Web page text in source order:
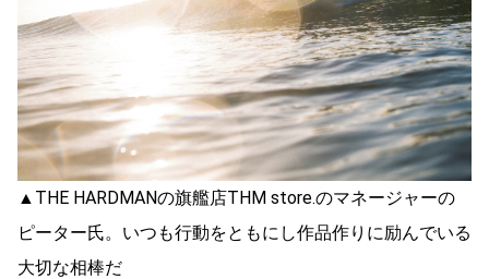
▲THE HARDMANの旗艦店THM store.のマネージャーの
ピーター氏。いつも行動をともにし作品作りに励んでいる
大切な相棒だ